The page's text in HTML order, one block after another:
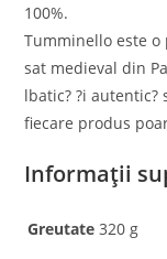
100%.
Tumminello este
sat medieval din
lbatic? ?i autentic?
fiecare produs
Informații
Greutate 320 g